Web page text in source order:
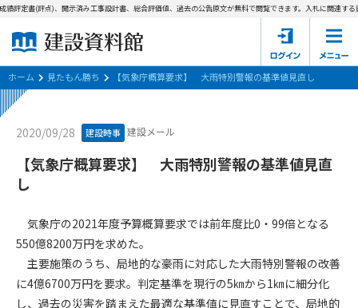
建設資料館とは
会員登録について
サポーター会員一覧
評定書(評点)、開示済み工事設計書、総合評価値、過去の公告原文が無料で閲覧できます。入札に関連する
ホーム 見たもん勝ち 【気象庁概算要求】 大雨特別警報の基準値見直し
2020/09/28 建設時事 建設メール
【気象庁概算要求】 大雨特別警報の基準値見直
し
気象庁の2021年度予算概算要求では前年度比0・99倍となる
550億8200万円を求めた。
主要施策のうち、局地的な豪雨に対応した大雨特別警報の改善
に4億6700万円を要求。判定基準を現行の5㎞から1㎞に細分化
し、過去の災害を踏まえた最適な基準値に見直すことで、局地的
パスワードの再発行
会員サービスの利用条件等について定めるものです。
2. 管理者が建設資料館WEB上で随時掲載するルールは本規約の
一部を構成するものとします。
第2条（規約の変更）